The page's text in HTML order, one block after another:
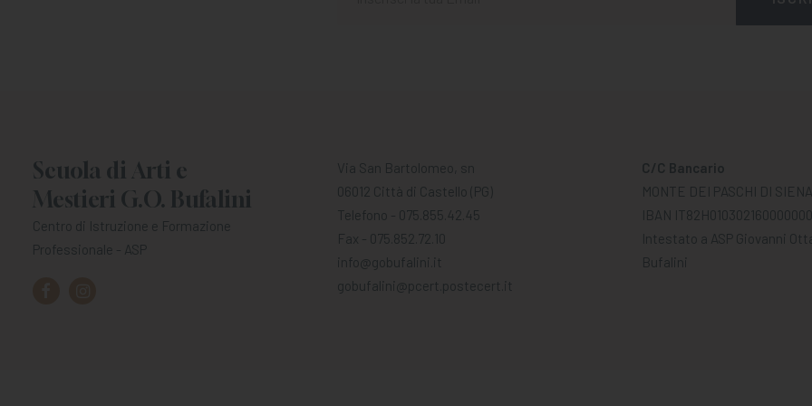
Scuola di Arti e
Mestieri G.O. Bufalini
Centro di Istruzione e Formazione
Professionale - ASP
Via San Bartolomeo, sn
06012 Città di Castello (PG)
Telefono - 075.855.42.45
Fax - 075.852.72.10
info@gobufalini.it
gobufalini@pcert.postecert.it
C/C Bancario
MONTE DEI PASCHI DI SIENA
IBAN
Intestato a ASP Giovanni
Bufalini